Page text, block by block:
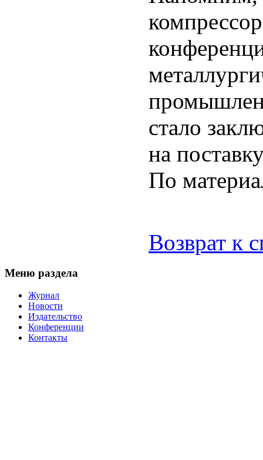
стало
на
По
Возврат к
Меню раздела
Журнал
Новости
Издательство
Конференции
Контакты